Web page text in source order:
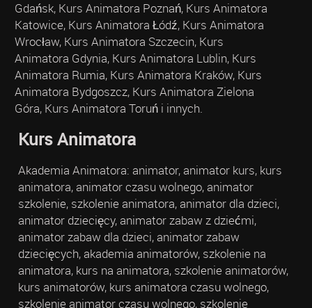
Gdańsk, Kurs Animatora Poznań, Kurs Animatora
Katowice, Kurs Animatora Łódź, Kurs Animatora
Wrocław, Kurs Animatora Szczecin, Kurs
Animatora Gdynia, Kurs Animatora Lublin, Kurs
Animatora Rumia, Kurs Animatora Kraków, Kurs
Animatora Bydgoszcz, Kurs Animatora Zielona
Góra, Kurs Animatora Toruń i innych.
Kurs Animatora
Akademia Animatora: animator, animator kurs, kurs
animatora, animator czasu wolnego, animator
szkolenie, szkolenie animatora, animator dla dzieci,
animator dziecięcy, animator zabaw z dziećmi,
animator zabaw dla dzieci, animator zabaw
dziecięcych, akademia animatorów, szkolenie na
animatora, kurs na animatora, szkolenie animatorów,
kurs animatorów, kurs animatora czasu wolnego,
szkolenie animator czasu wolnego, szkolenie